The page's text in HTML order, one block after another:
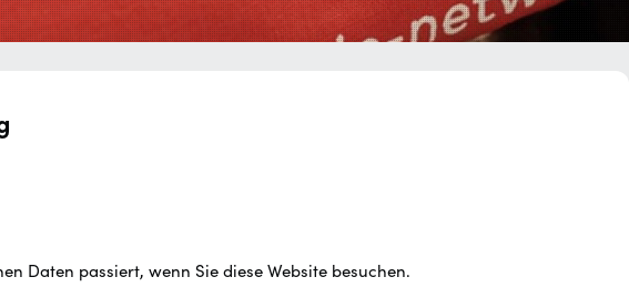
Daten passiert, wenn Sie diese Website besuchen.